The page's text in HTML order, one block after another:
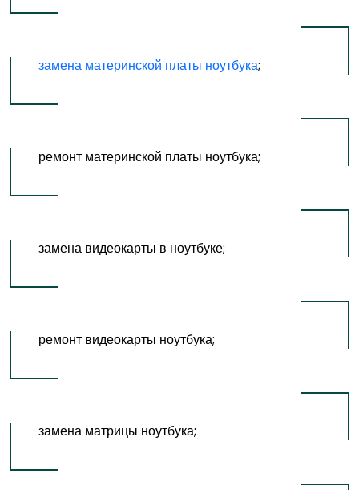
замена материнской платы ноутбука;
ремонт материнской платы ноутбука;
замена видеокарты в ноутбуке;
ремонт видеокарты ноутбука;
замена матрицы ноутбука;